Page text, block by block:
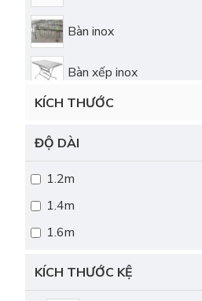
Bàn inox
Bàn xếp inox
Bếp inox công nghiệp
Chân máy giặt tủ lạnh
Chậu rửa có chân
ĐỘ DÀI
1.2m
1.4m
1.6m
KÍCH THƯỚC KỆ
KÍCH THƯỚC